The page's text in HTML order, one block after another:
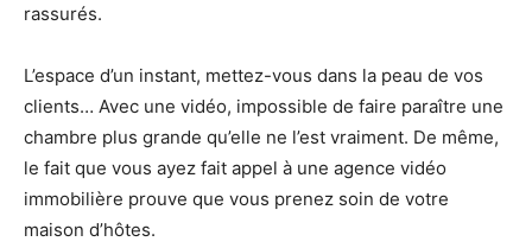
rassurés.
L’espace d’un instant, mettez-vous dans la peau de vos
clients… Avec une vidéo, impossible de faire paraître une
chambre plus grande qu’elle ne l’est vraiment. De même,
le fait que vous ayez fait appel à une agence vidéo
immobilière prouve que vous prenez soin de votre
maison d’hôtes.